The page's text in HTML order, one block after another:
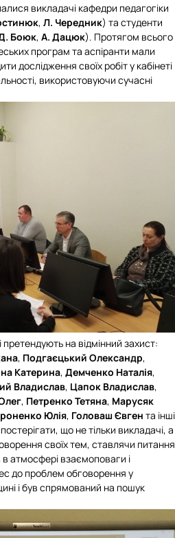
викладачі кафедри педагогіки
, Л. Чередник) та студенти
Боюк, А. Дацюк). Протягом всього
програм та аспіранти мали
дослідження своїх робіт у кабінеті
використовуючи сучасні
претендують на відмінний захист:
, Подгаєцький Олександр,
Катерина, Демченко Наталія,
Владислав, Цапок Владислав,
, Петренко Тетяна, Марусяк
Юлія, Головаш Євген та
що не тільки викладачі, а
своїх тем, ставлячи питання
атмосфері взаємоповаги і
до проблем обговорення у
і був спрямований на пошук